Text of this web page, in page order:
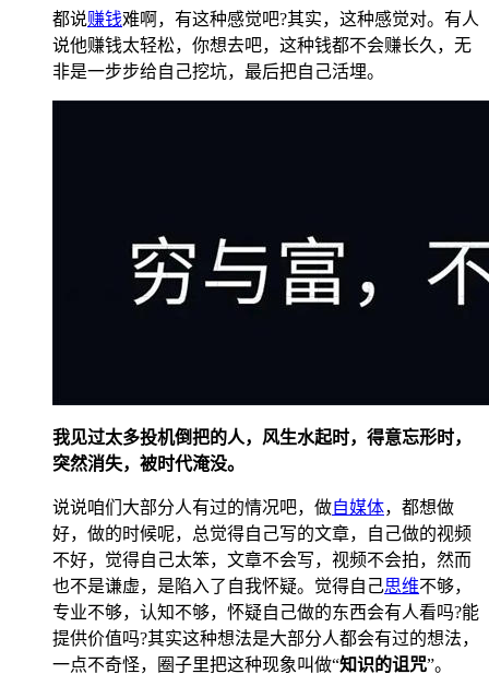
都说赚钱难啊，有这种感觉吧?其实，这种感觉对。有人
说他赚钱太轻松，你想去吧，这种钱都不会赚长久，无
非是一步步给自己挖坑，最后把自己活埋。
我见过太多投机倒把的人，风生水起时，得意忘形时，
突然消失，被时代淹没。
说说咱们大部分人有过的情况吧，做自媒体，都想做
好，做的时候呢，总觉得自己写的文章，自己做的视频
不好，觉得自己太笨，文章不会写，视频不会拍，然而
也不是谦虚，是陷入了自我怀疑。觉得自己思维不够，
专业不够，认知不够，怀疑自己做的东西会有人看吗?能
提供价值吗?其实这种想法是大部分人都会有过的想法，
一点不奇怪，圈子里把这种现象叫做“知识的诅咒”。